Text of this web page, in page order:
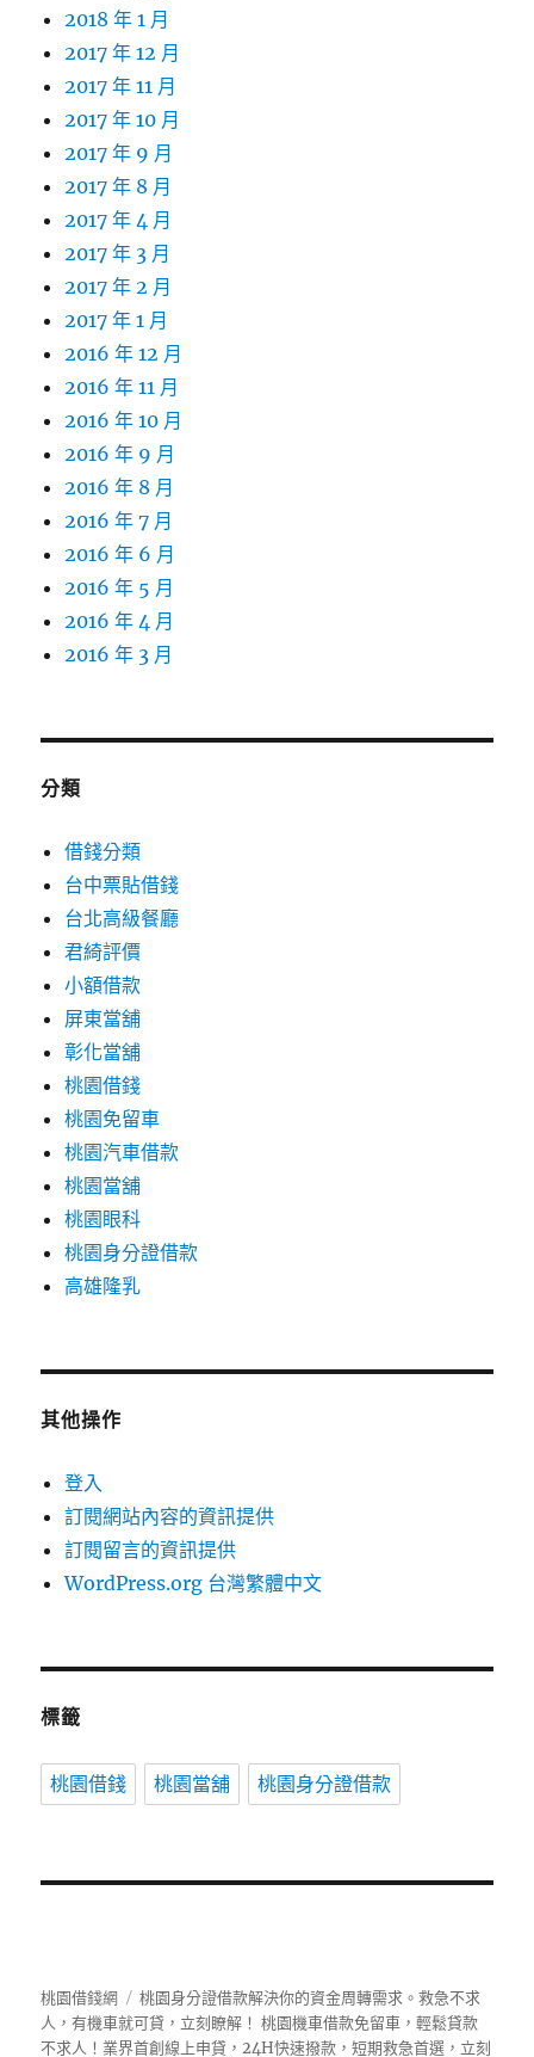
2018 年 1 月
2017 年 12 月
2017 年 11 月
2017 年 10 月
2017 年 9 月
2017 年 8 月
2017 年 4 月
2017 年 3 月
2017 年 2 月
2017 年 1 月
2016 年 12 月
2016 年 11 月
2016 年 10 月
2016 年 9 月
2016 年 8 月
2016 年 7 月
2016 年 6 月
2016 年 5 月
2016 年 4 月
2016 年 3 月
分類
借錢分類
台中票貼借錢
台北高級餐廳
君綺評價
小額借款
屏東當舖
彰化當舖
桃園借錢
桃園免留車
桃園汽車借款
桃園當舖
桃園眼科
桃園身分證借款
高雄隆乳
其他操作
登入
訂閱網站內容的資訊提供
訂閱留言的資訊提供
WordPress.org 台灣繁體中文
標籤
桃園借錢 桃園當舖 桃園身分證借款
桃園借錢網
桃園身分證借款解決你的資金周轉需求。救急不求
人，有機車就可貸，立刻瞭解！ 桃園機車借款免留車，輕鬆貸款
不求人！業界首創線上申貸，24H快速撥款，短期救急首選，立刻